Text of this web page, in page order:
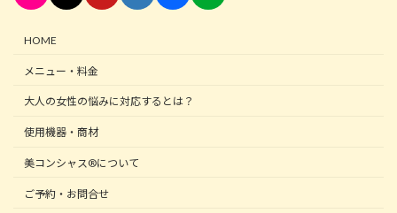
HOME
メニュー・料金
大人の女性の悩みに対応するとは？
使用機器・商材
美コンシャス®について
ご予約・お問合せ